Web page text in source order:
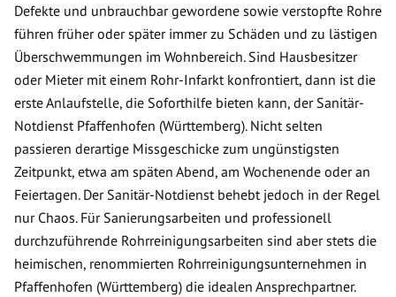
Defekte und unbrauchbar gewordene sowie verstopfte Rohre
führen früher oder später immer zu Schäden und zu lästigen
Überschwemmungen im Wohnbereich. Sind Hausbesitzer
oder Mieter mit einem Rohr-Infarkt konfrontiert, dann ist die
erste Anlaufstelle, die Soforthilfe bieten kann, der Sanitär-
Notdienst Pfaffenhofen (Württemberg). Nicht selten
passieren derartige Missgeschicke zum ungünstigsten
Zeitpunkt, etwa am späten Abend, am Wochenende oder an
Feiertagen. Der Sanitär-Notdienst behebt jedoch in der Regel
nur Chaos. Für Sanierungsarbeiten und professionell
durchzuführende Rohrreinigungsarbeiten sind aber stets die
heimischen, renommierten Rohrreinigungsunternehmen in
Pfaffenhofen (Württemberg) die idealen Ansprechpartner.